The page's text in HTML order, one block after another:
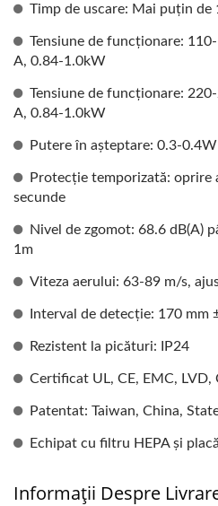
Timp de uscare: Mai puțin de
Tensiune de funcționare:
A, 0.84-1.0kW
Tensiune de funcționare:
A, 0.84-1.0kW
Putere în așteptare: 0.3-0.4W
Protecție temporizată: oprire
secunde
Nivel de zgomot: 68.6 dB(A)
1m
Viteza aerului: 63-89 m/s,
Interval de detecție: 170 mm
Rezistent la picături: IP24
Certificat UL, CE, EMC, LVD,
Patentat: Taiwan, China,
Echipat cu filtru HEPA și
Informații Despre